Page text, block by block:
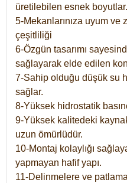
üretilebilen esnek boyutlar.
5-Mekanlarınıza uyum
çeşitliliği
6-Özgün tasarımı
sağlayarak elde edilen
7-Sahip olduğu düşük su
sağlar.
8-Yüksek hidrostatik
9-Yüksek kalitedeki
uzun ömürlüdür.
10-Montaj kolaylığı
yapmayan hafif yapı.
11-Delinmelere ve